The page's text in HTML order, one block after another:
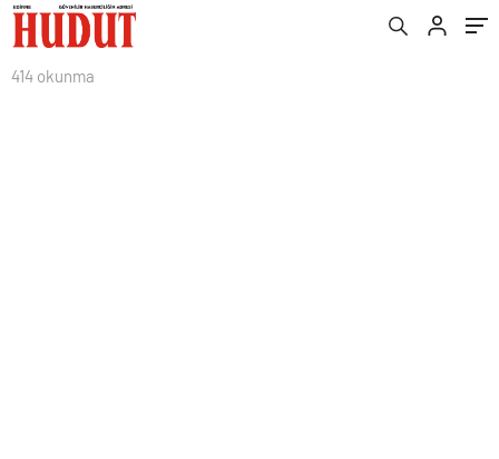
414 okunma